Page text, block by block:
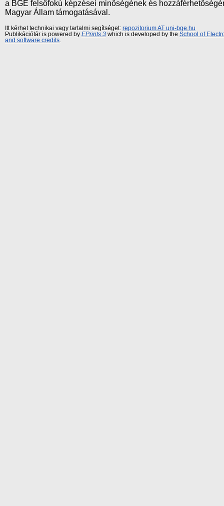
a BGE felsőfokú képzései minőségének és
Magyar Állam támogatásával.
Itt kérhet technikai vagy tartalmi segítséget: repozitorium AT uni-bge.hu
Publikációtár is powered by EPrints 3 which is developed by the School of
and software credits